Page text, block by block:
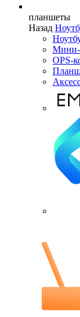
планшеты
Назад
OPS-